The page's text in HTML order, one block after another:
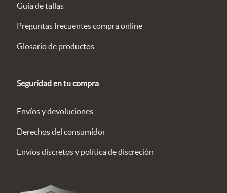
Guía de tallas
Preguntas frecuentes compra online
Glosario de productos
Seguridad en tu compra
Envíos y devoluciones
Derechos del consumidor
Envíos discretos y política de discreción